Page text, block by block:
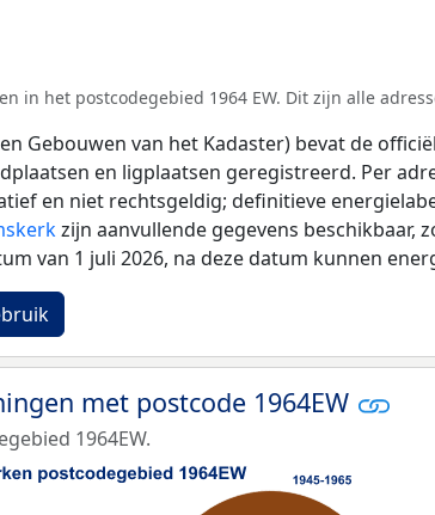
in het postcodegebied 1964 EW. Dit zijn alle
Gebouwen van het Kadaster) bevat de
en ligplaatsen geregistreerd. Per
en niet rechtsgeldig; definitieve
zijn aanvullende gegevens beschikbaar,
van 1 juli 2026, na deze datum kunnen
met postcode 1964EW
1964EW.